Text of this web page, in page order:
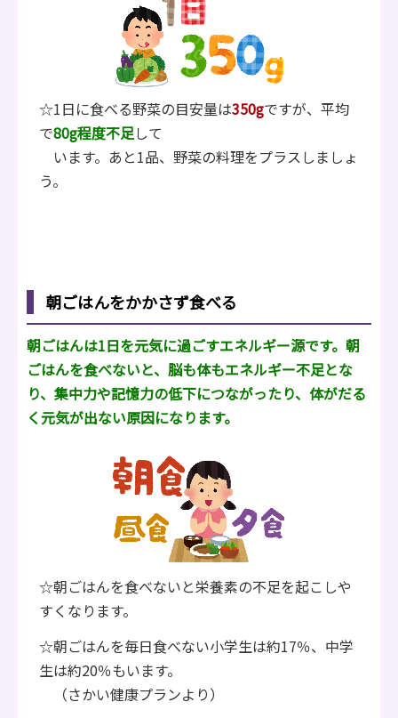
☆1日に食べる野菜の目安量は350gですが、平均
で80g程度不足して
います。あと1品、野菜の料理をプラスしましょ
う。
朝ごはんをかかさず食べる
朝ごはんは1日を元気に過ごすエネルギー源です。朝
ごはんを食べないと、脳も体もエネルギー不足とな
り、集中力や記憶力の低下につながったり、体がだる
く元気が出ない原因になります。
☆朝ごはんを食べないと栄養素の不足を起こしや
すくなります。
☆朝ごはんを毎日食べない小学生は約17％、中学
生は約20％もいます。
（さかい健康プランより）